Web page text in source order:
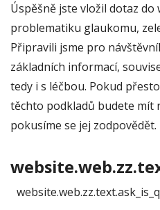
Úspěšně jste vložil dotaz
problematiku glaukomu,
Připravili jsme pro
základních informací,
tedy i s léčbou. Pokud
těchto podkladů budete mít
pokusíme se jej zodpovědět.